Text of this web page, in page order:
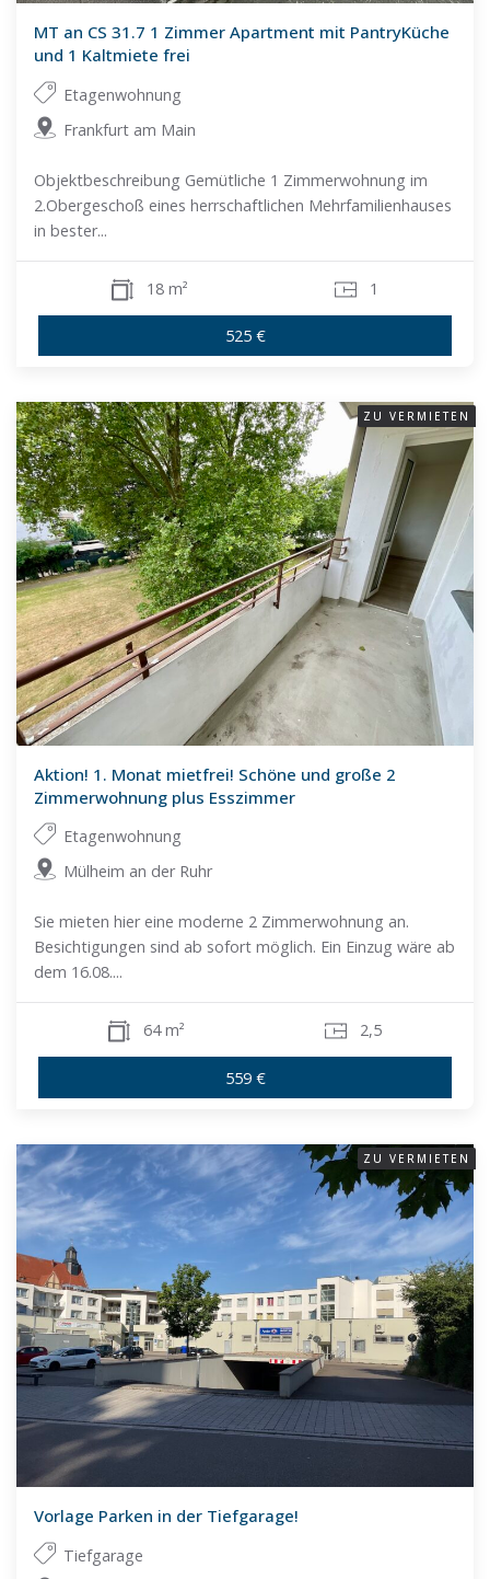
MT an CS 31.7 1 Zimmer Apartment mit PantryKüche
und 1 Kaltmiete frei
Etagenwohnung
Frankfurt am Main
Objektbeschreibung Gemütliche 1 Zimmerwohnung im
2.Obergeschoß eines herrschaftlichen Mehrfamilienhauses
in bester...
18 m² 1
525 €
Aktion! 1. Monat mietfrei! Schöne und große 2
Zimmerwohnung plus Esszimmer
Etagenwohnung
Mülheim an der Ruhr
Sie mieten hier eine moderne 2 Zimmerwohnung an.
Besichtigungen sind ab sofort möglich. Ein Einzug wäre ab
dem 16.08....
64 m² 2,5
559 €
ZU VERMIETEN
Vorlage Parken in der Tiefgarage!
Tiefgarage
ZU VERMIETEN